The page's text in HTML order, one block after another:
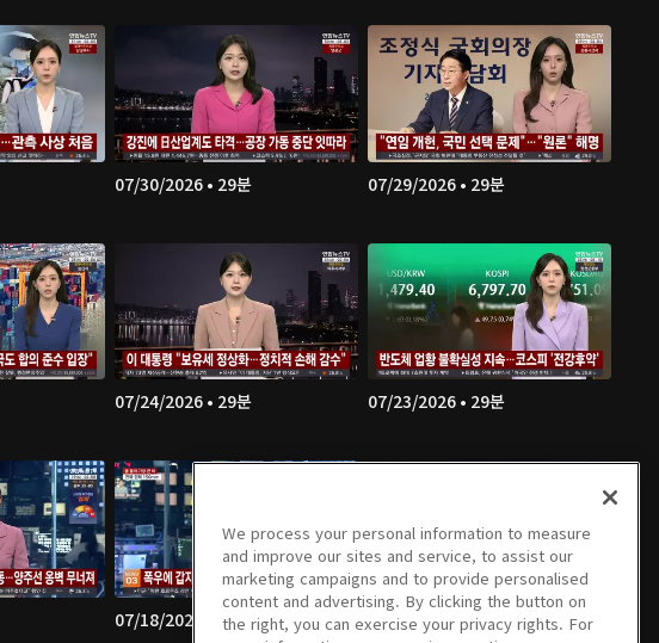
07/30/2026 • 29분 07/29/2026 • 29분
07/24/2026 • 29분 07/23/2026 • 29분
07/18/2026 • 40분 07/17/2026 • 29분
We process your personal information to measure
and improve our sites and service, to assist our
marketing campaigns and to provide personalised
content and advertising. By clicking the button on
the right, you can exercise your privacy rights. For